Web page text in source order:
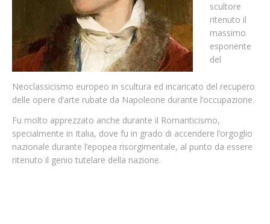
scultore
ritenuto il
massimo
esponente
del
Neoclassicismo europeo in scultura ed incaricato del recupero
delle opere d’arte rubate da Napoleone durante l’occupazione.
Fu molto apprezzato anche durante il Romanticismo,
specialmente in Italia, dove fu in grado di accendere l’orgoglio
nazionale durante l’epopea risorgimentale, al punto da essere
ritenuto il genio tutelare della nazione.